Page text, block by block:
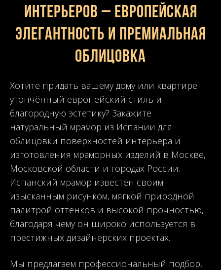
интерьеров – европейская
элегантность и премиальная
облицовка
Хотите придать вашему дому или квартире
утончённый европейский стиль и
благородную эстетику? Закажите
натуральный мрамор из Испании для
облицовки поверхностей интерьера и
изготовления мраморных изделий в Москве,
Московской области и городах России.
Испанский мрамор известен своим
изысканным рисунком, мягкой природной
палитрой оттенков и высокой прочностью,
благодаря чему он широко используется в
престижных дизайнерских проектах.
Мы предлагаем профессиональный подбор,